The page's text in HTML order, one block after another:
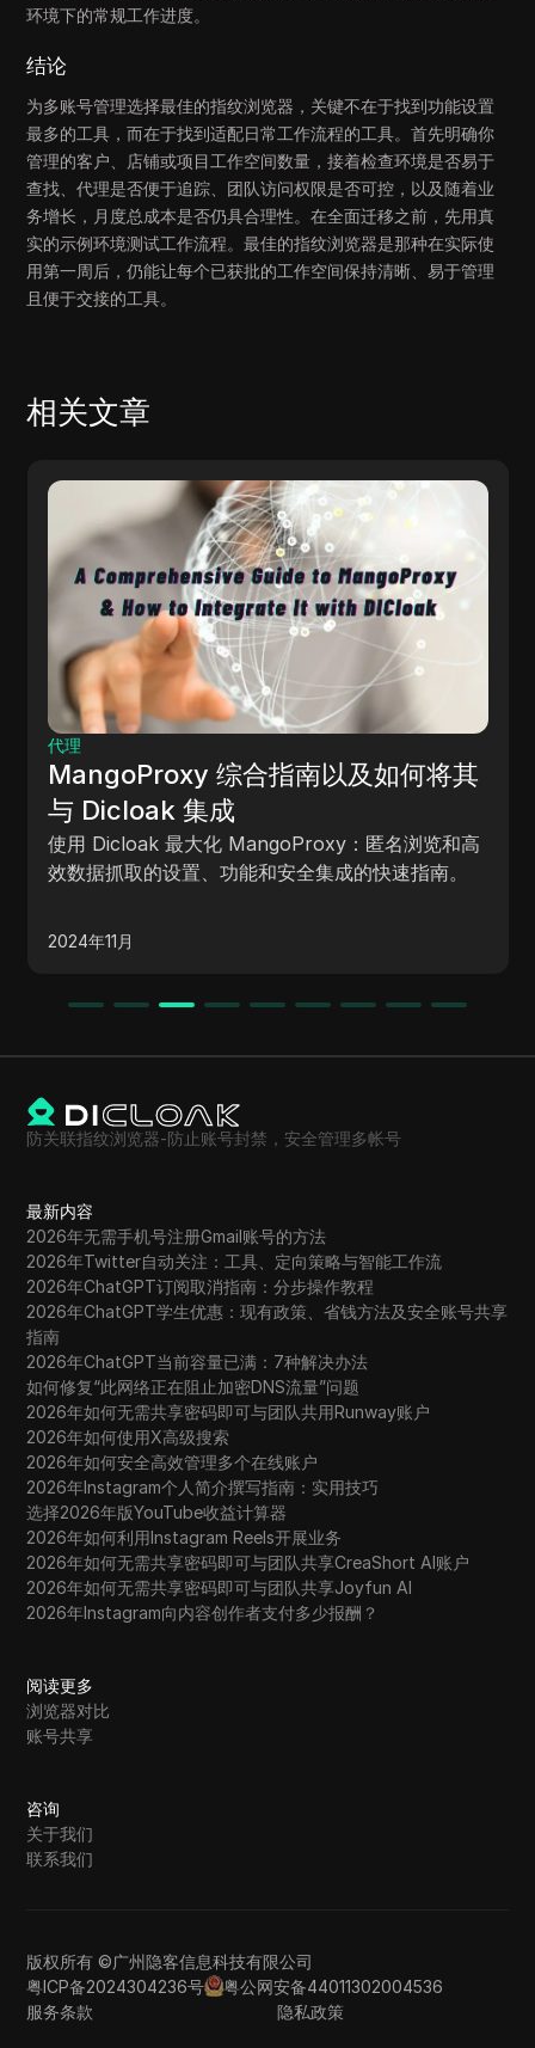
环境下的常规工作进度。
结论
为多账号管理选择最佳的指纹浏览器，关键不在于找到功能设置
最多的工具，而在于找到适配日常工作流程的工具。首先明确你
管理的客户、店铺或项目工作空间数量，接着检查环境是否易于
查找、代理是否便于追踪、团队访问权限是否可控，以及随着业
务增长，月度总成本是否仍具合理性。在全面迁移之前，先用真
实的示例环境测试工作流程。最佳的指纹浏览器是那种在实际使
用第一周后，仍能让每个已获批的工作空间保持清晰、易于管理
且便于交接的工具。
相关文章
综合指南以及如何将其
集成
最大化 MangoProxy：匿名浏览和高
的设置、功能和安全集成的快速指南。
指纹浏览器
2024 年
该博客对
全面回顾和
防关联指纹浏览器-防止账号封禁，安全管理多帐号
最新内容
2026年无需手机号注册Gmail账号的方法
2026年Twitter自动关注：工具、定向策略与智能工作流
2026年ChatGPT订阅取消指南：分步操作教程
2026年ChatGPT学生优惠：现有政策、省钱方法及安全账号共享
指南
2026年ChatGPT当前容量已满：7种解决办法
如何修复“此网络正在阻止加密DNS流量”问题
2026年如何无需共享密码即可与团队共用Runway账户
2026年如何使用X高级搜索
2026年如何安全高效管理多个在线账户
2026年Instagram个人简介撰写指南：实用技巧
选择2026年版YouTube收益计算器
2026年如何利用Instagram Reels开展业务
2026年如何无需共享密码即可与团队共享CreaShort AI账户
2026年如何无需共享密码即可与团队共享Joyfun AI
2026年Instagram向内容创作者支付多少报酬？
阅读更多
浏览器对比
账号共享
咨询
关于我们
联系我们
版权所有 ©广州隐客信息科技有限公司
粤ICP备2024304236号
粤公网安备44011302004536
服务条款
隐私政策